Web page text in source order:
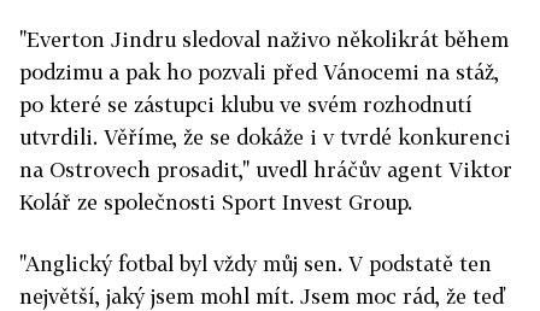
"Everton Jindru sledoval naživo několikrát během
podzimu a pak ho pozvali před Vánocemi na stáž,
po které se zástupci klubu ve svém rozhodnutí
utvrdili. Věříme, že se dokáže i v tvrdé konkurenci
na Ostrovech prosadit," uvedl hráčův agent Viktor
Kolář ze společnosti Sport Invest Group.
"Anglický fotbal byl vždy můj sen. V podstatě ten
největší, jaký jsem mohl mít. Jsem moc rád, že teď